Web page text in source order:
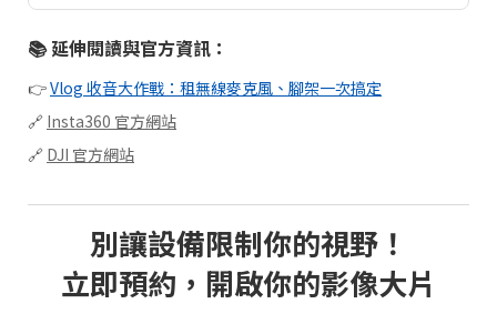
📚 延伸閱讀與官方資訊：
👉Vlog 收音大作戰：租無線麥克風、腳架一次搞定
🔗 Insta360 官方網站
🔗 DJI 官方網站
別讓設備限制你的視野！
立即預約，開啟你的影像大片